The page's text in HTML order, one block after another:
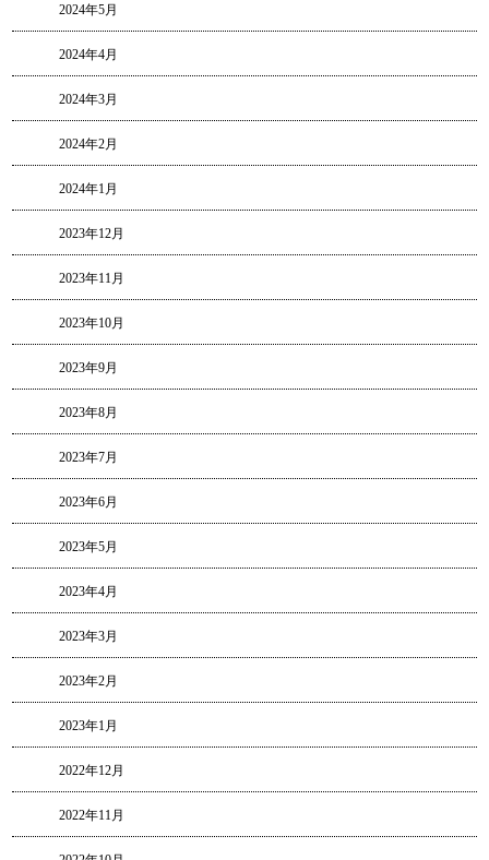
2024年5月
2024年4月
2024年3月
2024年2月
2024年1月
2023年12月
2023年11月
2023年10月
2023年9月
2023年8月
2023年7月
2023年6月
2023年5月
2023年4月
2023年3月
2023年2月
2023年1月
2022年12月
2022年11月